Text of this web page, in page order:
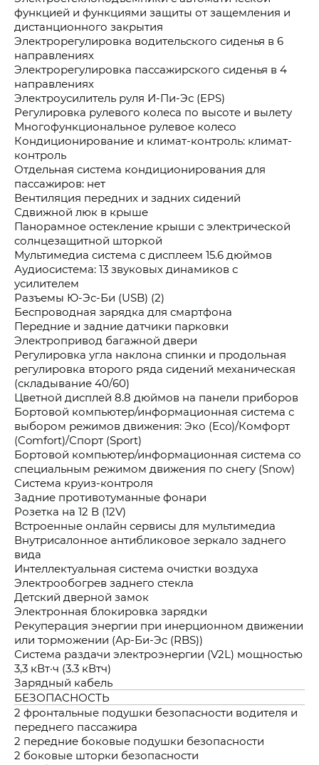
функцией и функциями защиты от защемления и
дистанционного закрытия
Электрорегулировка водительского сиденья в 6
направлениях
Электрорегулировка пассажирского сиденья в 4
направлениях
Электроусилитель руля И-Пи-Эс (EPS)
Регулировка рулевого колеса по высоте и вылету
Многофункциональное рулевое колесо
Кондиционирование и климат-контроль: климат-
контроль
Отдельная система кондиционирования для
пассажиров: нет
Вентиляция передних и задних сидений
Сдвижной люк в крыше
Панорамное остекление крыши с электрической
солнцезащитной шторкой
Мультимедиа система с дисплеем 15.6 дюймов
Аудиосистема: 13 звуковых динамиков с
усилителем
Разъемы Ю-Эс-Би (USB) (2)
Беспроводная зарядка для смартфона
Передние и задние датчики парковки
Электропривод багажной двери
Регулировка угла наклона спинки и продольная
регулировка второго ряда сидений механическая
(складывание 40/60)
Цветной дисплей 8.8 дюймов на панели приборов
Бортовой компьютер/информационная система с
выбором режимов движения: Эко (Eco)/Комфорт
(Comfort)/Спорт (Sport)
Бортовой компьютер/информационная система со
специальным режимом движения по снегу (Snow)
Система круиз-контроля
Задние противотуманные фонари
Розетка на 12 В (12V)
Встроенные онлайн сервисы для мультимедиа
Внутрисалонное антибликовое зеркало заднего
вида
Интеллектуальная система очистки воздуха
Электрообогрев заднего стекла
Детский дверной замок
Электронная блокировка зарядки
Рекуперация энергии при инерционном движении
или торможении (Ар-Би-Эс (RBS))
Система раздачи электроэнергии (V2L) мощностью
3,3 кВт·ч (3.3 кВтч)
Зарядный кабель
БЕЗОПАСНОСТЬ
2 фронтальные подушки безопасности водителя и
переднего пассажира
2 передние боковые подушки безопасности
2 боковые шторки безопасности